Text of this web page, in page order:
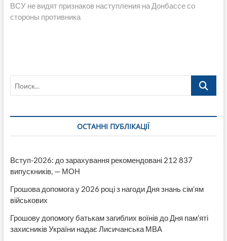
запись:
ВСУ не видят признаков наступления на Донбассе со
стороны противника
Поиск…
ОСТАННІ ПУБЛІКАЦІЇ
Вступ-2026: до зарахування рекомендовані 212 837
випускників, — МОН
Грошова допомога у 2026 році з нагоди Дня знань сім’ям
військових
Грошову допомогу батькам загиблих воїнів до Дня пам’яті
захисників України надає Лисичанська МВА